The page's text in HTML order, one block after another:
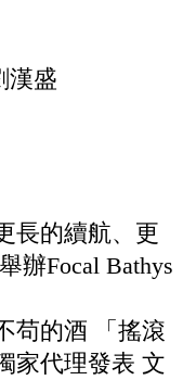
漢盛
長的續航、更
辦Focal Bathys
苟的酒 「搖滾
家代理發表 文